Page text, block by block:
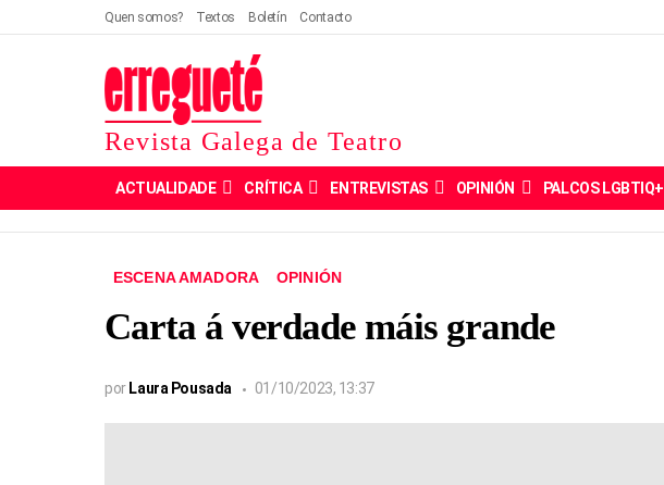
Quen somos? Textos Boletín Contacto
Revista Galega de Teatro
ACTUALIDADE CRÍTICA ENTREVISTAS OPINIÓN PALCOS LGBTIQ+
ESCENA AMADORA OPINIÓN
Carta á verdade máis grande
por Laura Pousada 01/10/2023, 13:37